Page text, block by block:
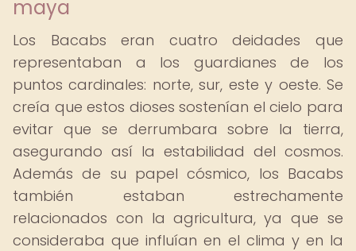
maya
Los Bacabs eran cuatro deidades que
representaban a los guardianes de los
puntos cardinales: norte, sur, este y oeste. Se
creía que estos dioses sostenían el cielo para
evitar que se derrumbara sobre la tierra,
asegurando así la estabilidad del cosmos.
Además de su papel cósmico, los Bacabs
también estaban estrechamente
relacionados con la agricultura, ya que se
consideraba que influían en el clima y en la